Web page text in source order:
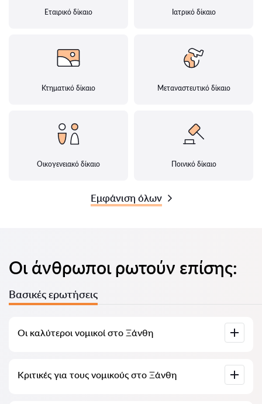
Εταιρικό δίκαιο Ιατρικό δίκαιο
Κτηματικό δίκαιο Μεταναστευτικό δίκαιο
Οικογενειακό δίκαιο Ποινικό δίκαιο
Εμφάνιση όλων
Οι άνθρωποι ρωτούν επίσης:
Βασικές ερωτήσεις
Οι καλύτεροι νομικοί στο Ξάνθη
νομικούς στο Ξάνθη με πλήρεις πληροφορίες. Τιμές,
αξιολογήσεις, αριθμός τηλεφώνου και διεύθυνση.
Κριτικές για τους νομικούς στο Ξάνθη